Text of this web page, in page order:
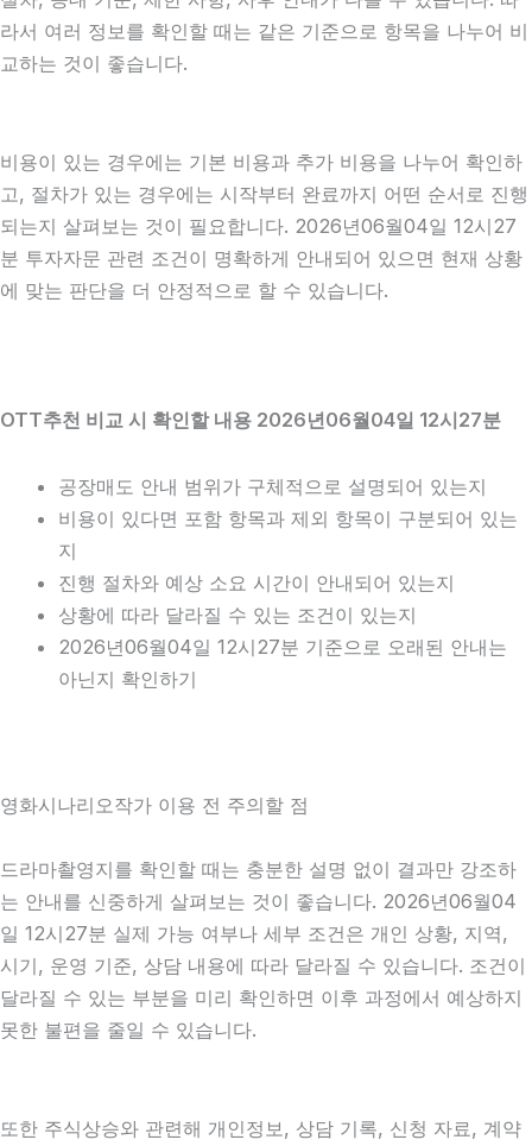
라서 여러 정보를 확인할 때는 같은 기준으로 항목을 나누어 비
교하는 것이 좋습니다.
비용이 있는 경우에는 기본 비용과 추가 비용을 나누어 확인하
고, 절차가 있는 경우에는 시작부터 완료까지 어떤 순서로 진행
되는지 살펴보는 것이 필요합니다. 2026년06월04일 12시27
분 투자자문 관련 조건이 명확하게 안내되어 있으면 현재 상황
에 맞는 판단을 더 안정적으로 할 수 있습니다.
OTT추천 비교 시 확인할 내용 2026년06월04일 12시27분
공장매도 안내 범위가 구체적으로 설명되어 있는지
비용이 있다면 포함 항목과 제외 항목이 구분되어 있는
지
진행 절차와 예상 소요 시간이 안내되어 있는지
상황에 따라 달라질 수 있는 조건이 있는지
2026년06월04일 12시27분 기준으로 오래된 안내는
아닌지 확인하기
영화시나리오작가 이용 전 주의할 점
드라마촬영지를 확인할 때는 충분한 설명 없이 결과만 강조하
는 안내를 신중하게 살펴보는 것이 좋습니다. 2026년06월04
일 12시27분 실제 가능 여부나 세부 조건은 개인 상황, 지역,
시기, 운영 기준, 상담 내용에 따라 달라질 수 있습니다. 조건이
달라질 수 있는 부분을 미리 확인하면 이후 과정에서 예상하지
못한 불편을 줄일 수 있습니다.
또한 주식상승와 관련해 개인정보, 상담 기록, 신청 자료, 계약